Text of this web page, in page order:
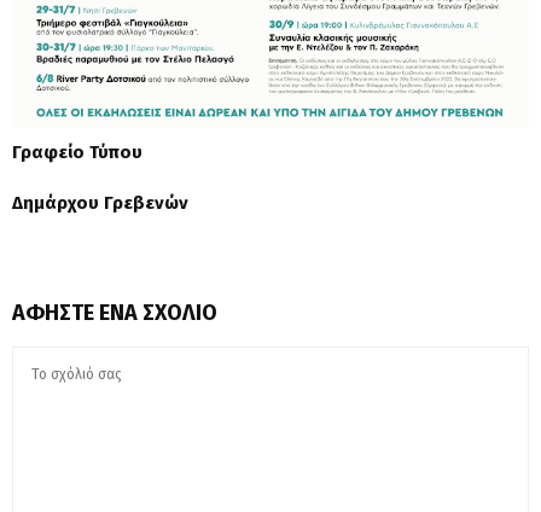
Γραφείο Τύπου
Δημάρχου Γρεβενών
ΑΦΉΣΤΕ ΈΝΑ ΣΧΌΛΙΟ